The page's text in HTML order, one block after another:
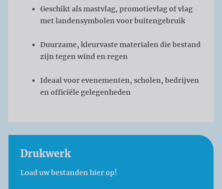
Geschikt als mastvlag, promotievlag of vlag
met landensymbolen voor buitengebruik
Duurzame, kleurvaste materialen die bestand
zijn tegen wind en regen
Ideaal voor evenementen, scholen, bedrijven
en officiële gelegenheden
Drukwerk
Load uw bestanden hier op!